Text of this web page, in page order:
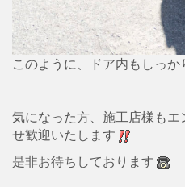
このように、ドア内もしっ
気になった方、施工店様も
せ歓迎いたします
是非お待ちしております